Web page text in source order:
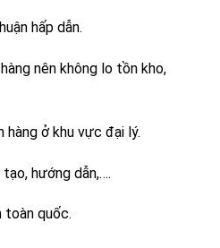
hấp dẫn.
nên không lo tồn kho,
hàng ở khu vực đại lý.
hướng dẫn,….
toàn quốc.